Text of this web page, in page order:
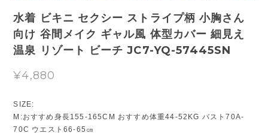
水着 ビキニ セクシー ストライプ柄 小胸さん
向け 谷間メイク ギャル風 体型カバー 細見え
温泉 リゾート ビーチ JC7-YQ-57445SN
¥4,880
SIZE:
M:おすすめ身長155-165CM おすすめ体重44-52KG バスト70A-
70C ウエスト66-65㎝